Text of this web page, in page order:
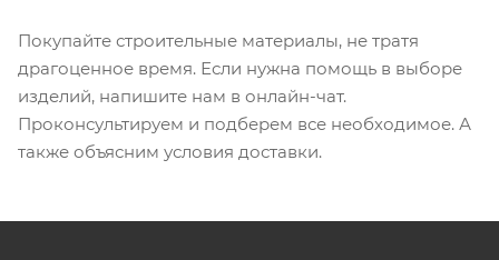
Покупайте строительные материалы, не тратя
драгоценное время. Если нужна помощь в выборе
изделий, напишите нам в онлайн-чат.
Проконсультируем и подберем все необходимое. А
также объясним условия доставки.